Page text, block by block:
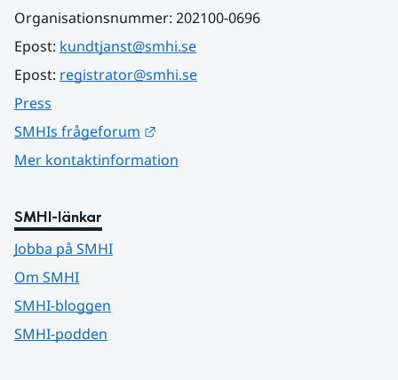
Organisationsnummer: 202100-0696
Epost: kundtjanst@smhi.se
Epost: registrator@smhi.se
Press
SMHIs frågeforum
Mer kontaktinformation
SMHI-länkar
Jobba på SMHI
Om SMHI
SMHI-bloggen
SMHI-podden